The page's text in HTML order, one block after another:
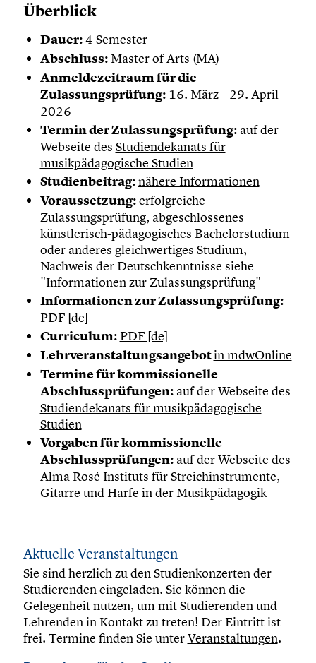
Überblick
Dauer:4 Semester
Abschluss:Master of Arts (MA)
Anmeldezeitraum für die
Zulassungsprüfung:16. März – 29. April
2026
Termin der Zulassungsprüfung:auf der
Webseite des Studiendekanats für
musikpädagogische Studien
Studienbeitrag:nähere Informationen
Voraussetzung:erfolgreiche
Zulassungsprüfung, abgeschlossenes
künstlerisch-pädagogisches Bachelorstudium
oder anderes gleichwertiges Studium,
Nachweis der Deutschkenntnisse siehe
"Informationen zur Zulassungsprüfung"
Informationen zur Zulassungsprüfung:
PDF [de]
Curriculum: PDF [de]
Lehrveranstaltungsangebotin mdwOnline
Termine für kommissionelle
Abschlussprüfungen:auf der Webseite des
Studiendekanats für musikpädagogische
Studien
Vorgaben für kommissionelle
Abschlussprüfungen:auf der Webseite des
Alma Rosé Instituts für Streichinstrumente,
Gitarre und Harfe in der Musikpädagogik
Aktuelle Veranstaltungen
Sie sind herzlich zu den Studienkonzerten der
Studierenden eingeladen. Sie können die
Gelegenheit nutzen, um mit Studierenden und
Lehrenden in Kontakt zu treten! Der Eintritt ist
frei. Termine finden Sie unterVeranstaltungen.